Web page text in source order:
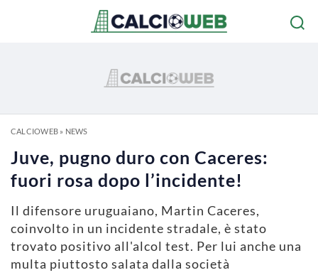
CALCIOWEB» NEWS
Juve, pugno duro con Caceres:
fuori rosa dopo l’incidente!
Il difensore uruguaiano, Martin Caceres,
coinvolto in un incidente stradale, è stato
trovato positivo all'alcol test. Per lui anche una
multa piuttosto salata dalla società